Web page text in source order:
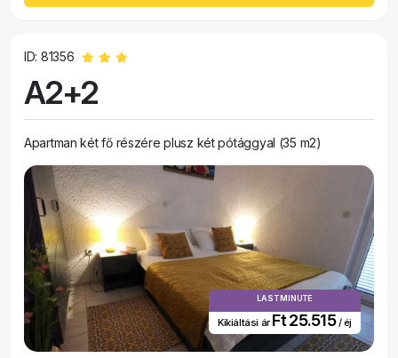
ID: 81356
A2+2
Apartman két fő részére plusz két pótággyal (35 m2)
LAST MINUTE
Kikiáltási ár Ft 25.515/ éj